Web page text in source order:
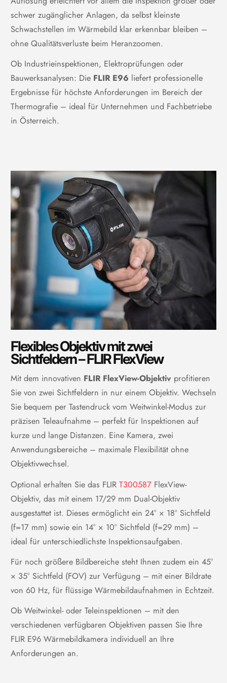
Farbpaletten
White hot, Black hot, Arctic,
Einpunkt-Kontrast, manuell
IR-Auflösung 640 x 480
Mindestfokusabstand
0,18 m (24°) / 1,0 m (14°)
Mindestfokusabstand mit
WLAN
Objektiverkennung
automatisch
Radiometrische IR-
Videoaufzeichnung
Echtzeitaufzeichnung (.csq)
Radiometrisches IR-
Videostreaming
Ja, über UVC
Räumliche Auflösung IFOV
Instantaneous Field of View)
0,67 mrad/Pixel (24°), 0,38
mrad/Pixel (14°)
Spektralbereich 7,5 bis 14,0 µm
Sucher
Nein
Thermische Empfindlichkeit
NETD (Noise Equivalent
Temperature Difference)
<40 mK bei 30 °C (24°-
Objektiv), <50 mK bei 30 °C
Messung und Analyse
Genauigkeit ±2 °C oder ±2 % der Messwerte
Objekttemperaturbereich
--20°C bis 120°C, 0°C bis
650°C, 300°C bis 1.500°C
Voreinstellungen für
Messungen (Presets)
keine Messung, Center-Spot,
Hot-Spot, Cold-Spot,
benutzerdefiniert 1,
benutzerdefiniert 2
Benutzeroberfläche
Display
480 Pixel mit automatischer
Drehfunktion
über integriertes Mikrofon oder
schwer zugänglicher Anlagen, da selbst kleinste
Schwachstellen im Wärmebild klar erkennbar bleiben –
ohne Qualitätsverluste beim Heranzoomen.
Ob Industrieinspektionen, Elektroprüfungen oder
Bauwerksanalysen: Die FLIR E96 liefert professionelle
Ergebnisse für höchste Anforderungen im Bereich der
Thermografie – ideal für Unternehmen und Fachbetriebe
in Österreich.
Flexibles Objektiv mit zwei
Sichtfeldern – FLIR FlexView
Mit dem innovativen FLIR FlexView-Objektiv profitieren
Sie von zwei Sichtfeldern in nur einem Objektiv. Wechseln
Sie bequem per Tastendruck vom Weitwinkel-Modus zur
präzisen Teleaufnahme – perfekt für Inspektionen auf
kurze und lange Distanzen. Eine Kamera, zwei
Anwendungsbereiche – maximale Flexibilität ohne
Objektivwechsel.
Optional erhalten Sie das FLIR T300587 FlexView-
Objektiv, das mit einem 17/29 mm Dual-Objektiv
ausgestattet ist. Dieses ermöglicht ein 24° × 18° Sichtfeld
(f=17 mm) sowie ein 14° × 10° Sichtfeld (f=29 mm) –
ideal für unterschiedlichste Inspektionsaufgaben.
Für noch größere Bildbereiche steht Ihnen zudem ein 45°
× 35° Sichtfeld (FOV) zur Verfügung – mit einer Bildrate
von 60 Hz, für flüssige Wärmebildaufnahmen in Echtzeit.
Ob Weitwinkel- oder Teleinspektionen – mit den
verschiedenen verfügbaren Objektiven passen Sie Ihre
FLIR E96 Wärmebildkamera individuell an Ihre
Anforderungen an.